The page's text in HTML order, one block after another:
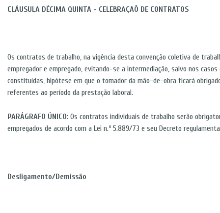
CLÁUSULA DÉCIMA QUINTA - CELEBRAÇAÕ DE CONTRATOS
Os contratos de trabalho, na vigência desta convenção coletiva de
empregador e empregado, evitando-se a intermediação, salvo nos
constituídas, hipótese em que o tomador da mão-de-obra ficará
referentes ao período da prestação laboral.
PARÁGRAFO ÚNICO: Os contratos individuais de trabalho serão
empregados de acordo com a Lei n.º 5.889/73 e seu Decreto
Desligamento/Demissão